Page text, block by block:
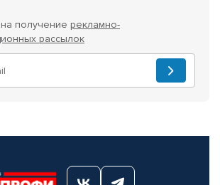
получение рекламно-
рассылок